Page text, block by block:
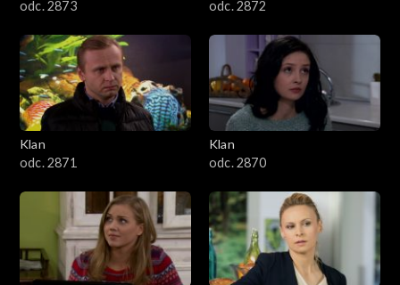
odc. 2873 odc. 2872
Klan
odc. 2871
Klan
odc. 2870